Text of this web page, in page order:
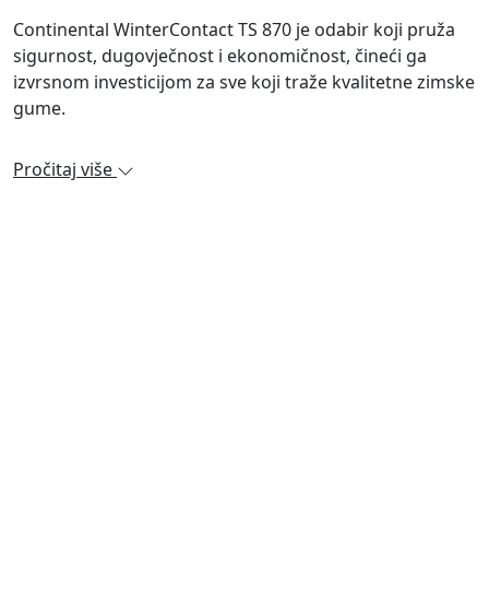
Continental WinterContact TS 870 je odabir koji pruža
sigurnost, dugovječnost i ekonomičnost, čineći ga
izvrsnom investicijom za sve koji traže kvalitetne zimske
gume.
Pročitaj više